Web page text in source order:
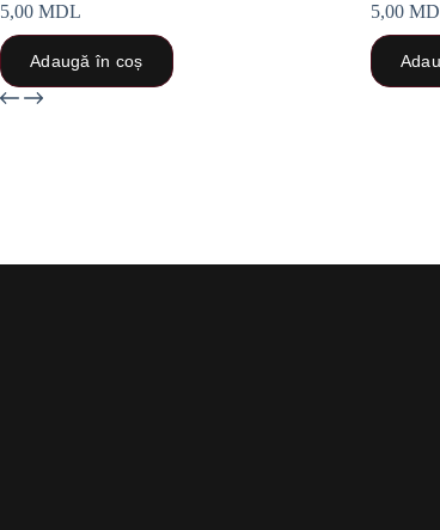
5,00 MDL
Adaugă în coș
5,00